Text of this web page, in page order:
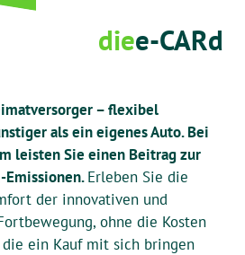
diee-CARd
– flexibel
als ein eigenes Auto. Bei
leisten Sie einen Beitrag zur
Emissionen.Erleben Sie die
der innovativen und
ohne die Kosten
ein Kauf mit sich bringen